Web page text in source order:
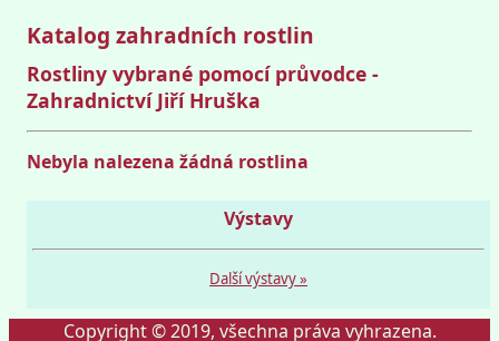
Katalog zahradních rostlin
Rostliny vybrané pomocí průvodce -
Zahradnictví Jiří Hruška
Nebyla nalezena žádná rostlina
Výstavy
Další výstavy »
Copyright © 2019, všechna práva vyhrazena.